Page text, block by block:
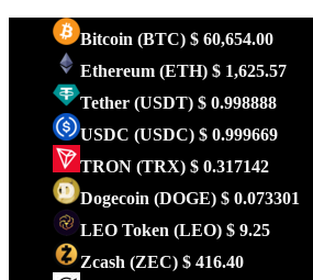
Bitcoin (BTC) $ 60,654.00
Ethereum (ETH) $ 1,625.57
Tether (USDT) $ 0.998888
USDC (USDC) $ 0.999669
TRON (TRX) $ 0.317142
Dogecoin (DOGE) $ 0.073301
LEO Token (LEO) $ 9.25
Zcash (ZEC) $ 416.40